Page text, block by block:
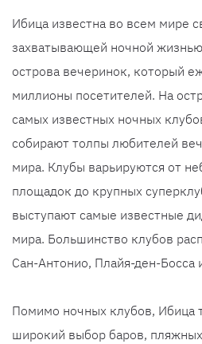
Ибица известна во всем мире
захватывающей ночной
острова вечеринок, который
миллионы посетителей. На
самых известных ночных
собирают толпы любителей
мира. Клубы варьируются от
площадок до крупных
выступают самые известные
мира. Большинство клубов
Сан-Антонио, Плайя-ден-Босса
Помимо ночных клубов, Ибица
широкий выбор баров,